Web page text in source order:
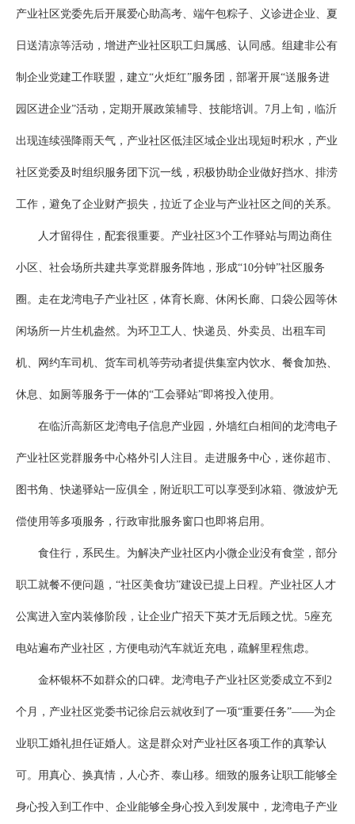
产业社区党委先后开展爱心助高考、端午包粽子、义诊进企业、夏
日送清凉等活动，增进产业社区职工归属感、认同感。组建非公有
制企业党建工作联盟，建立“火炬红”服务团，部署开展“送服务进
园区进企业”活动，定期开展政策辅导、技能培训。7月上旬，临沂
出现连续强降雨天气，产业社区低洼区域企业出现短时积水，产业
社区党委及时组织服务团下沉一线，积极协助企业做好挡水、排涝
工作，避免了企业财产损失，拉近了企业与产业社区之间的关系。
人才留得住，配套很重要。产业社区3个工作驿站与周边商住
小区、社会场所共建共享党群服务阵地，形成“10分钟”社区服务
圈。走在龙湾电子产业社区，体育长廊、休闲长廊、口袋公园等休
闲场所一片生机盎然。为环卫工人、快递员、外卖员、出租车司
机、网约车司机、货车司机等劳动者提供集室内饮水、餐食加热、
休息、如厕等服务于一体的“工会驿站”即将投入使用。
在临沂高新区龙湾电子信息产业园，外墙红白相间的龙湾电子
产业社区党群服务中心格外引人注目。走进服务中心，迷你超市、
图书角、快递驿站一应俱全，附近职工可以享受到冰箱、微波炉无
偿使用等多项服务，行政审批服务窗口也即将启用。
食住行，系民生。为解决产业社区内小微企业没有食堂，部分
职工就餐不便问题，“社区美食坊”建设已提上日程。产业社区人才
公寓进入室内装修阶段，让企业广招天下英才无后顾之忧。5座充
电站遍布产业社区，方便电动汽车就近充电，疏解里程焦虑。
金杯银杯不如群众的口碑。龙湾电子产业社区党委成立不到2
个月，产业社区党委书记徐启云就收到了一项“重要任务”——为企
业职工婚礼担任证婚人。这是群众对产业社区各项工作的真挚认
可。用真心、换真情，人心齐、泰山移。细致的服务让职工能够全
身心投入到工作中、企业能够全身心投入到发展中，龙湾电子产业